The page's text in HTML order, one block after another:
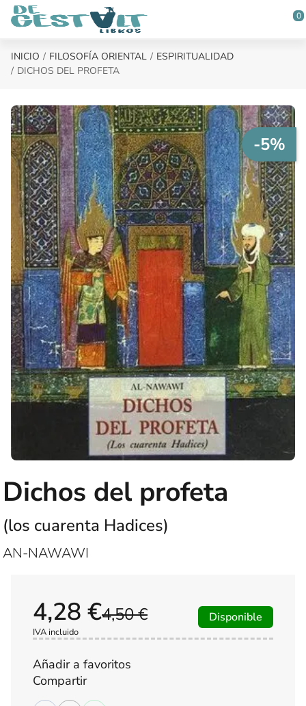
Saltar al contenido principal
0
INICIO FILOSOFÍA ORIENTAL
ESPIRITUALIDAD
DICHOS DEL PROFETA
-5%
Dichos del profeta
(los cuarenta Hadices)
AN-NAWAWI
4,50 €
4,28 €
IVA incluido
Disponible
Añadir a favoritos
Compartir